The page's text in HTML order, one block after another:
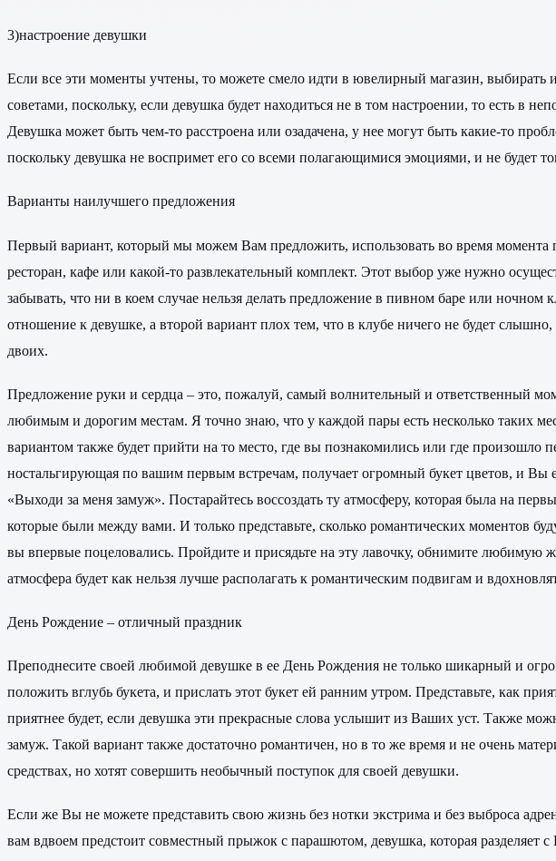
3)настроение девушки
Если все эти моменты учтены, то можете смело идти в ювелирный магазин, выбирать
советами, поскольку, если девушка будет находиться не в том настроении, то есть в
Девушка может быть чем-то расстроена или озадачена, у нее могут быть какие-то
поскольку девушка не воспримет его со всеми полагающимися эмоциями, и не будет
Варианты наилучшего предложения
Первый вариант, который мы можем Вам предложить, использовать во время момента
ресторан, кафе или какой-то развлекательный комплект. Этот выбор уже нужно
забывать, что ни в коем случае нельзя делать предложение в пивном баре или
отношение к девушке, а второй вариант плох тем, что в клубе ничего не будет
двоих.
Предложение руки и сердца – это, пожалуй, самый волнительный и ответственный
любимым и дорогим местам. Я точно знаю, что у каждой пары есть несколько таких
вариантом также будет прийти на то место, где вы познакомились или где произошло
ностальгирующая по вашим первым встречам, получает огромный букет цветов, и
«Выходи за меня замуж». Постарайтесь воссоздать ту атмосферу, которая была на
которые были между вами. И только представьте, сколько романтических моментов
вы впервые поцеловались. Пройдите и присядьте на эту лавочку, обнимите
атмосфера будет как нельзя лучше располагать к романтическим подвигам и
День Рождение – отличный праздник
Преподнесите своей любимой девушке в ее День Рождения не только шикарный и
положить вглубь букета, и прислать этот букет ей ранним утром. Представьте, как
приятнее будет, если девушка эти прекрасные слова услышит из Ваших уст. Также
замуж. Такой вариант также достаточно романтичен, но в то же время и не очень
средствах, но хотят совершить необычный поступок для своей девушки.
Если же Вы не можете представить свою жизнь без нотки экстрима и без выброса
вам вдвоем предстоит совместный прыжок с парашютом, девушка, которая разделяет